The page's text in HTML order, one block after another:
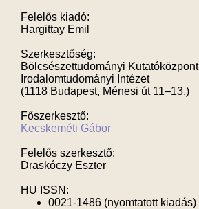
Felelős kiadó:
Hargittay Emil
Szerkesztőség:
Bölcsészettudományi Kutatóközpont
Irodalomtudományi Intézet
(1118 Budapest, Ménesi út 11–13.)
Főszerkesztő:
Kecskeméti Gábor
Felelős szerkesztő:
Draskóczy Eszter
HU ISSN:
0021-1486 (nyomtatott kiadás)